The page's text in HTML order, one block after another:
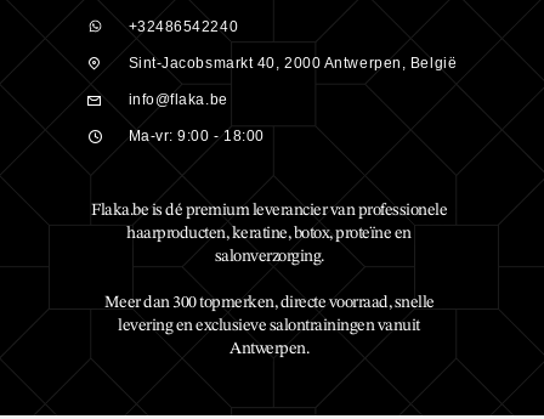
+32486542240
Sint-Jacobsmarkt 40, 2000 Antwerpen, België
info@flaka.be
Ma-vr: 9:00 - 18:00
Flaka.be is dé premium leverancier van professionele
haarproducten, keratine, botox, proteïne en
salonverzorging.
Meer dan 300 topmerken, directe voorraad, snelle
levering en exclusieve salontrainingen vanuit
Antwerpen.